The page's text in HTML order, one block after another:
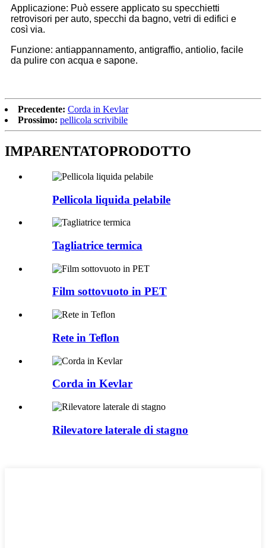
Applicazione: Può essere applicato su specchietti
retrovisori per auto, specchi da bagno, vetri di edifici e
così via.
Funzione: antiappannamento, antigraffio, antiolio, facile
da pulire con acqua e sapone.
Precedente: Corda in Kevlar
Prossimo: pellicola scrivibile
IMPARENTATOPRODOTTO
Pellicola liquida pelabile
Tagliatrice termica
Film sottovuoto in PET
Rete in Teflon
Corda in Kevlar
Rilevatore laterale di stagno